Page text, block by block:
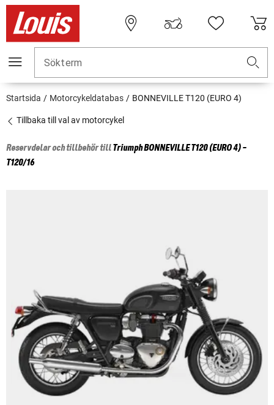
Sökterm
Startsida Motorcykeldatabas BONNEVILLE T120 (EURO 4)
Tillbaka till val av motorcykel
Reservdelar och tillbehör tillTriumphBONNEVILLE T120 (EURO 4) -
T120/16